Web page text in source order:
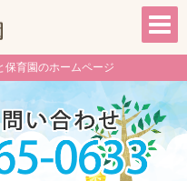
育園のホームページ